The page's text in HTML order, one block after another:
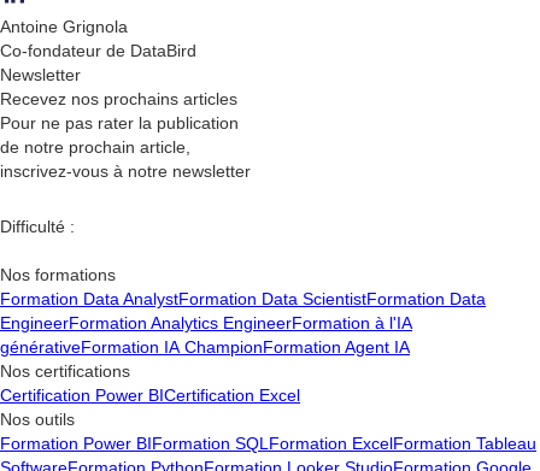
Antoine Grignola
Co-fondateur de DataBird
Newsletter
Recevez nos prochains articles
Pour ne pas rater la publication
de notre prochain article,
inscrivez-vous à notre newsletter
Difficulté :
Nos formations
Formation Data AnalystFormation Data ScientistFormation Data
EngineerFormation Analytics EngineerFormation à l'IA
générativeFormation IA ChampionFormation Agent IA
Nos certifications
Certification Power BICertification Excel
Nos outils
Formation Power BIFormation SQL Formation ExcelFormation Tableau
SoftwareFormation PythonFormation Looker StudioFormation Google